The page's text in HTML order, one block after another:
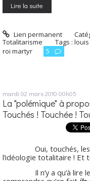
Lire la suite
Lien permanent
Totalitarisme
Tags : louis
roi martyr
5
mardi 02 mars 2010 00h05
La "polémique" à
Touchés ! Touchée !
Oui, touchés, les
l’idéologie totalitaire ! Et
Il n’y a qu’à lire